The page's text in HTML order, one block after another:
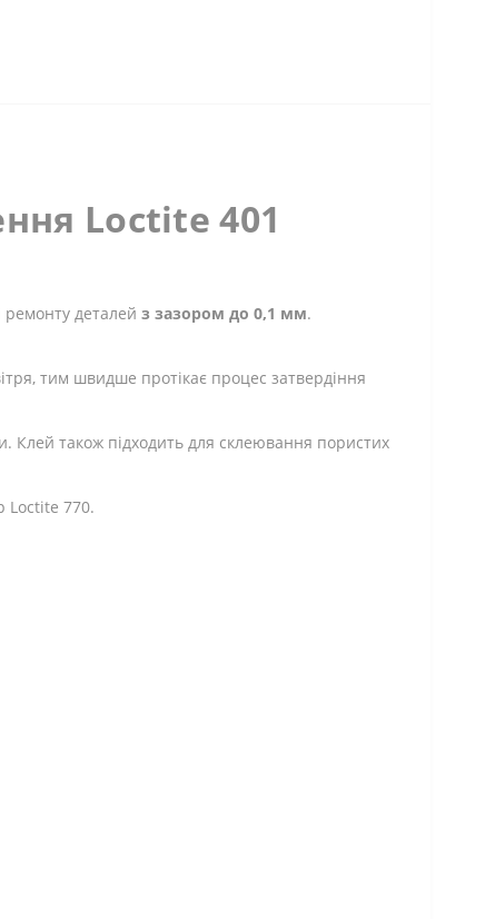
Loctite 401
ремонту деталей з зазором до 0,1 мм.
тим швидше протікає процес затвердіння
Клей також підходить для склеювання пористих
Loctite 770.